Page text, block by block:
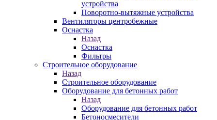
устройства
Поворотно-вытяжные устройства
Вентиляторы центробежные
Оснастка
Назад
Оснастка
Фильтры
Строительное оборудование
Назад
Строительное оборудование
Оборудование для бетонных работ
Назад
Оборудование для бетонных работ
Бетоносмесители